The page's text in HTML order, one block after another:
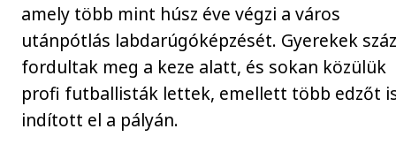
amely több mint húsz éve végzi a város
utánpótlás labdarúgóképzését. Gyerekek
fordultak meg a keze alatt, és sokan közülük
profi futballisták lettek, emellett több edzőt
indított el a pályán.